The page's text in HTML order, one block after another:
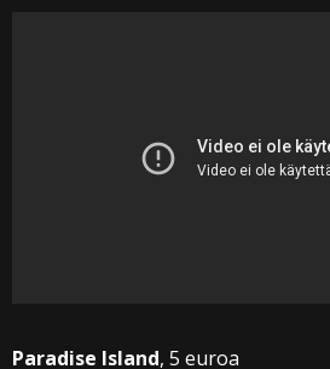
Paradise Island, 5 euroa